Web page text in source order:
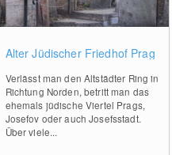
Alter Jüdischer Friedhof Prag
Verlässt man den Altstädter Ring in
Richtung Norden, betritt man das
ehemals jüdische Viertel Prags,
Josefov oder auch Josefsstadt.
Über viele...